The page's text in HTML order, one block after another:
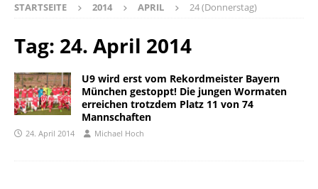
STARTSEITE 2014 APRIL 24 (Donnerstag)
Tag: 24. April 2014
U9 wird erst vom Rekordmeister Bayern
München gestoppt! Die jungen Wormaten
erreichen trotzdem Platz 11 von 74
Mannschaften
24. April 2014 Michael Hoch